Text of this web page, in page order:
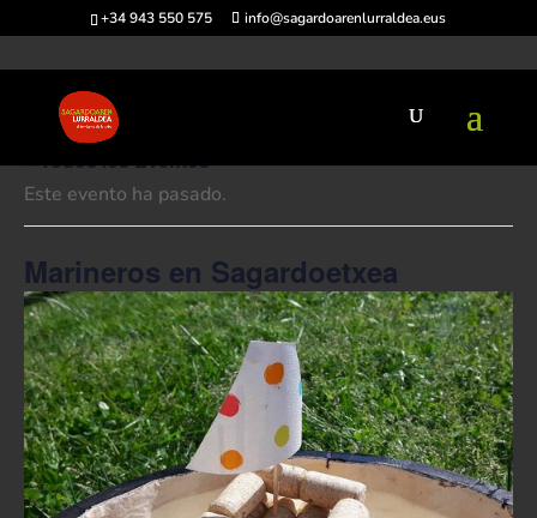
+34 943 550 575 info@sagardoarenlurraldea.eus
« Todos los Eventos
Este evento ha pasado.
Marineros en Sagardoetxea